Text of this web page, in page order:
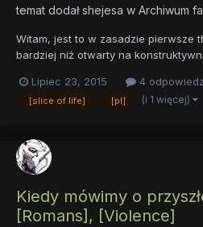
temat dodałshejesa w Archiwum
Witam, jest to w zasadzie pierwsze
bardziej niż otwarty na
destruction-of-the-self Link do
rozdziału: https://docs.google.com/d...
Lipiec 23, 2015 4
[slice of life] [pl] (i 1 więcej)
Kiedy mówimy o
[Romans], [Violence]